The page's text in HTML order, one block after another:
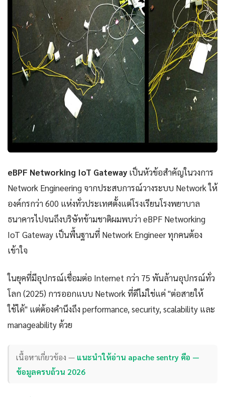
eBPF Networking IoT Gateway เป็นหัวข้อสำคัญในวงการ
Network Engineering จากประสบการณ์วางระบบ Network ให้
องค์กรกว่า 600 แห่งทั่วประเทศตั้งแต่โรงเรียนโรงพยาบาล
ธนาคารไปจนถึงบริษัทข้ามชาติผมพบว่า eBPF Networking
IoT Gateway เป็นพื้นฐานที่ Network Engineer ทุกคนต้อง
เข้าใจ
ในยุคที่มีอุปกรณ์เชื่อมต่อ Internet กว่า 75 พันล้านอุปกรณ์ทั่ว
โลก (2025) การออกแบบ Network ที่ดีไม่ใช่แค่ "ต่อสายให้
ใช้ได้" แต่ต้องคำนึงถึง performance, security, scalability และ
manageability ด้วย
เนื้อหาเกี่ยวข้อง — แนะนำให้อ่าน apache sentry คือ —
ข้อมูลครบถ้วน 2026